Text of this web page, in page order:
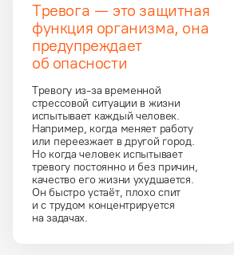
Тревога — это защитная
функция организма, она
предупреждает
об опасности
Тревогу из-за временной
стрессовой ситуации в жизни
испытывает каждый человек.
Например, когда меняет работу
или переезжает в другой город.
Но когда человек испытывает
тревогу постоянно и без причин,
качество его жизни ухудшается.
Он быстро устаёт, плохо спит
и с трудом концентрируется
на задачах.